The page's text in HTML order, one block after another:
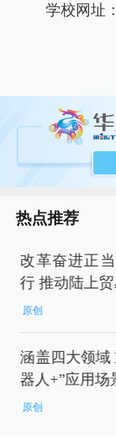
学校网址
热点推荐
改革奋进正
行 推动陆上
原创
涵盖四大领域
器人+”应用场
原创